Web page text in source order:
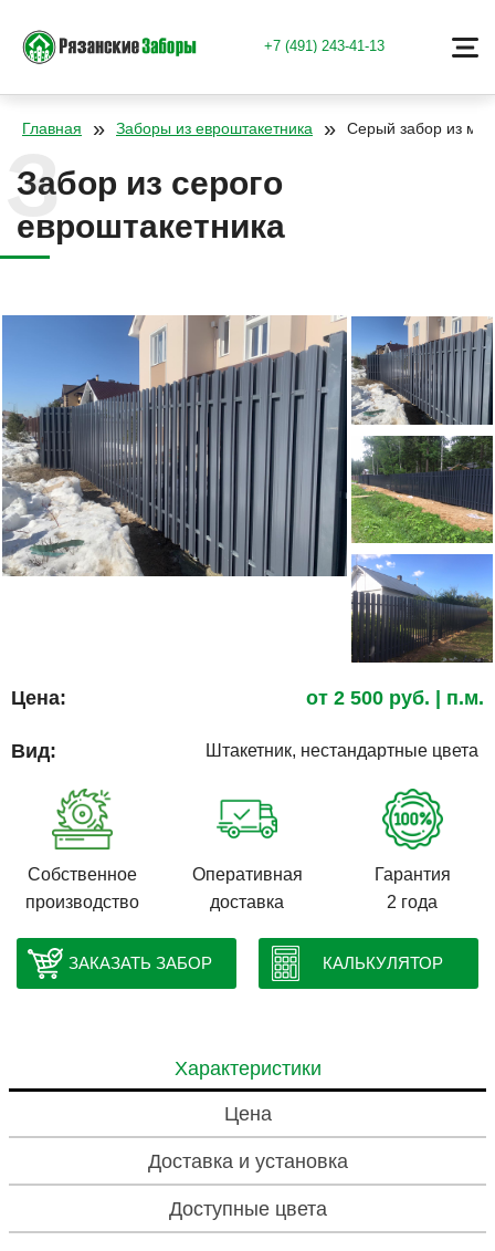
+7 (491) 243-41-13
Главная » Заборы из евроштакетника » Серый забор из
Забор из серого
евроштакетника
Цена: от 2 500 руб. | п.м.
Вид: Штакетник, нестандартные цвета
Собственное
производство
Оперативная
доставка
Гарантия
2 года
ЗАКАЗАТЬ ЗАБОР КАЛЬКУЛЯТОР
Характеристики
Цена
Доставка и установка
Доступные цвета